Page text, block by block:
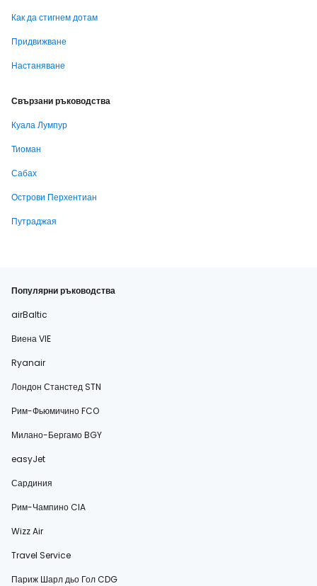
Как да стигнем дотам
Придвижване
Настаняване
Свързани ръководства
Куала Лумпур
Тиоман
Сабах
Острови Перхентиан
Путраджая
Популярни ръководства
airBaltic
Виена VIE
Ryanair
Лондон Станстед STN
Рим-Фьюмичино FCO
Милано-Бергамо BGY
easyJet
Сардиния
Рим-Чампино CIA
Wizz Air
Travel Service
Париж Шарл дьо Гол CDG